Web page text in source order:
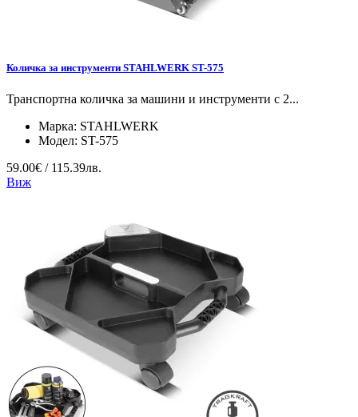
Количка за инструменти STAHLWERK ST-575
Транспортна количка за машини и инструменти с 2...
Марка: STAHLWERK
Модел: ST-575
59.00€ / 115.39лв.
Виж